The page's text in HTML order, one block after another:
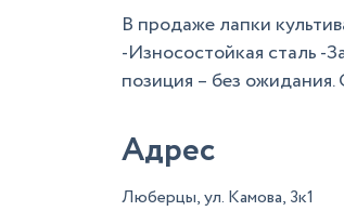
В продаже лапки
-Износостойкая сталь -
позиция – без
Адрес
Люберцы, ул. Камова, 3к1